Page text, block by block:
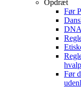
Opdræt
Før
Før